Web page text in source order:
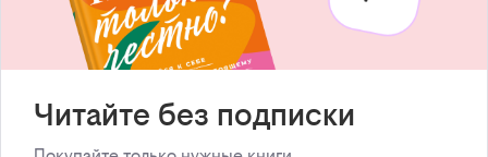
Читайте без подписки